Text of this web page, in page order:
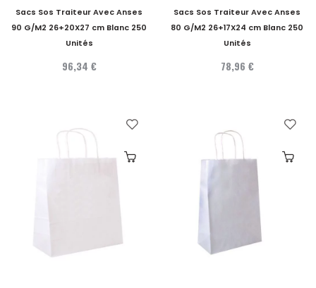
Sacs Sos Traiteur Avec Anses
90 G/M2 26+20X27 cm Blanc 250
Unités
96,34 €
Sacs Sos Traiteur Avec Anses
80 G/M2 26+17X24 cm Blanc 250
Unités
78,96 €